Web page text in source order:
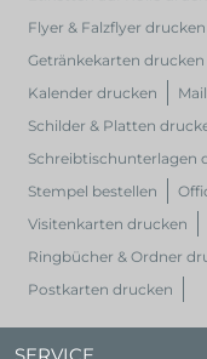
Flyer & Falzflyer drucken
Getränkekarten drucken
Kalender drucken
Schilder & Platten
Schreibtischunterlagen
Stempel bestellen
Visitenkarten drucken
Ringbücher & Ordner
Postkarten drucken